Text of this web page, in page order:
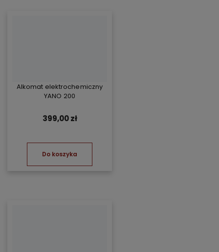
Alkomat elektrochemiczny
YANO 200
399,00 zł
Do koszyka